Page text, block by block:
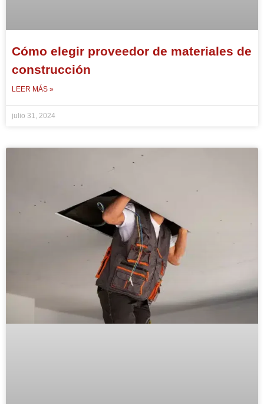
Cómo elegir proveedor de materiales de
construcción
LEER MÁS »
julio 31, 2024